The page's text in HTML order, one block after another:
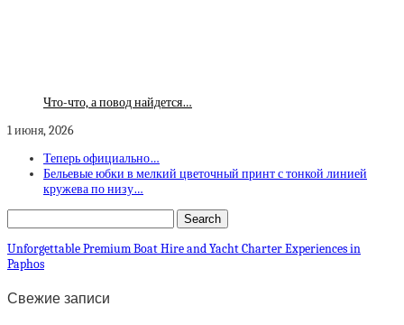
Что-что, а повод найдется…
1 июня, 2026
Теперь официально…
Бельевые юбки в мелкий цветочный принт с тонкой линией
кружева по низу…
Unforgettable Premium Boat Hire and Yacht Charter Experiences in
Paphos
Свежие записи